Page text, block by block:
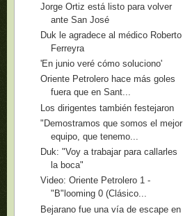
Jorge Ortiz está listo para volver
ante San José
Duk le agradece al médico Roberto
Ferreyra
'En junio veré cómo soluciono'
Oriente Petrolero hace más goles
fuera que en Sant...
Los dirigentes también festejaron
"Demostramos que somos el mejor
equipo, que tenemo...
Duk: "Voy a trabajar para callarles
la boca"
Video: Oriente Petrolero 1 -
"B"looming 0 (Clásico...
Bejarano fue una vía de escape en